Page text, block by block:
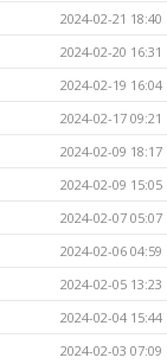
2024-02-21 18:40
2024-02-20 16:31
2024-02-19 16:04
2024-02-17 09:21
2024-02-09 18:17
2024-02-09 15:05
2024-02-07 05:07
2024-02-06 04:59
2024-02-05 13:23
2024-02-04 15:44
2024-02-03 07:09